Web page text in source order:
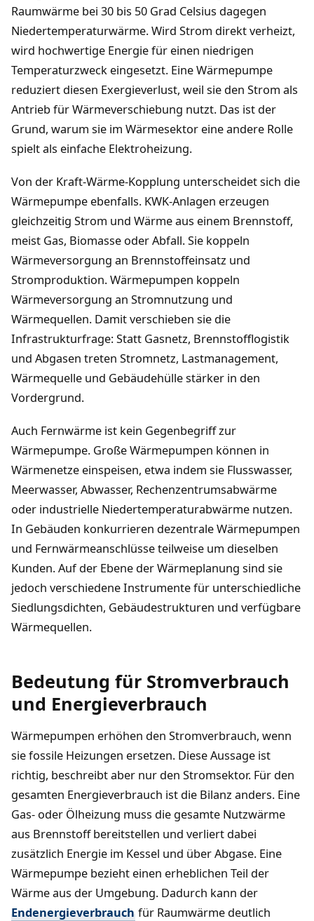
Raumwärme bei 30 bis 50 Grad Celsius dagegen
Niedertemperaturwärme. Wird Strom direkt verheizt,
wird hochwertige Energie für einen niedrigen
Temperaturzweck eingesetzt. Eine Wärmepumpe
reduziert diesen Exergieverlust, weil sie den Strom als
Antrieb für Wärmeverschiebung nutzt. Das ist der
Grund, warum sie im Wärmesektor eine andere Rolle
spielt als einfache Elektroheizung.
Von der Kraft-Wärme-Kopplung unterscheidet sich die
Wärmepumpe ebenfalls. KWK-Anlagen erzeugen
gleichzeitig Strom und Wärme aus einem Brennstoff,
meist Gas, Biomasse oder Abfall. Sie koppeln
Wärmeversorgung an Brennstoffeinsatz und
Stromproduktion. Wärmepumpen koppeln
Wärmeversorgung an Stromnutzung und
Wärmequellen. Damit verschieben sie die
Infrastrukturfrage: Statt Gasnetz, Brennstofflogistik
und Abgasen treten Stromnetz, Lastmanagement,
Wärmequelle und Gebäudehülle stärker in den
Vordergrund.
Auch Fernwärme ist kein Gegenbegriff zur
Wärmepumpe. Große Wärmepumpen können in
Wärmenetze einspeisen, etwa indem sie Flusswasser,
Meerwasser, Abwasser, Rechenzentrumsabwärme
oder industrielle Niedertemperaturabwärme nutzen.
In Gebäuden konkurrieren dezentrale Wärmepumpen
und Fernwärmeanschlüsse teilweise um dieselben
Kunden. Auf der Ebene der Wärmeplanung sind sie
jedoch verschiedene Instrumente für unterschiedliche
Siedlungsdichten, Gebäudestrukturen und verfügbare
Wärmequellen.
Bedeutung für Stromverbrauch
und Energieverbrauch
Wärmepumpen erhöhen den Stromverbrauch, wenn
sie fossile Heizungen ersetzen. Diese Aussage ist
richtig, beschreibt aber nur den Stromsektor. Für den
gesamten Energieverbrauch ist die Bilanz anders. Eine
Gas- oder Ölheizung muss die gesamte Nutzwärme
aus Brennstoff bereitstellen und verliert dabei
zusätzlich Energie im Kessel und über Abgase. Eine
Wärmepumpe bezieht einen erheblichen Teil der
Wärme aus der Umgebung. Dadurch kann der
Endenergieverbrauch für Raumwärme deutlich